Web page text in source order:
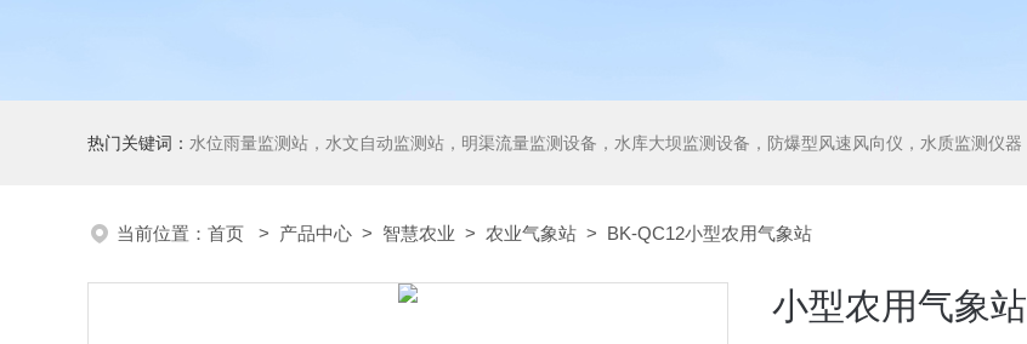
热门关键词： 水位雨量监测站，水文自动监测站，明渠流量监测设备，水库大坝监测设备，防爆型风速风向仪，水质监测仪器
当前位置： 首页 > 产品中心 > 智慧农业 > 农业气象站 > BK-QC12小型农用气象站
小型农用气象站